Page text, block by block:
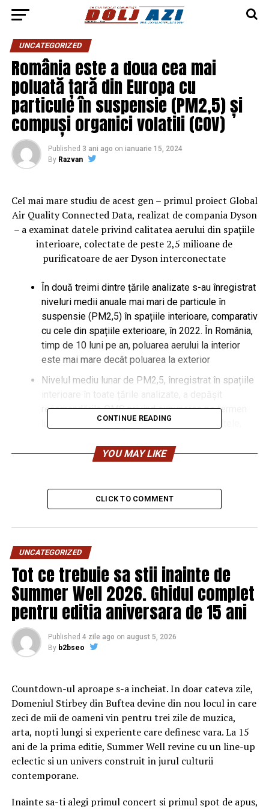
UNCATEGORIZED
România este a doua cea mai
poluată țară din Europa cu
particule în suspensie (PM2,5) și
compuși organici volatili (COV)
Published 3 ani ago on ianuarie 15, 2024
By Razvan
Cel mai mare studiu de acest gen – primul proiect Global
Air Quality Connected Data, realizat de compania Dyson
– a examinat datele privind calitatea aerului din spațiile
interioare, colectate de peste 2,5 milioane de
purificatoare de aer Dyson interconectate
În două treimi dintre țările analizate s-au înregistrat
niveluri medii anuale mai mari de particule în
suspensie (PM2,5) în spațiile interioare, comparativ
cu cele din spațiile exterioare, în 2022. În România,
timp de 10 luni pe an, poluarea aerului la interior
este mai mare decât poluarea la exterior
Nivelul mediu lunar de PM2,5, înregistrat în spațiile
interioare în toate țările analizate, a depășit
recomandările OMS privind expunerea pe termen
lung, timp de cel puțin 6 luni pe an; printre altele,
depășit recomandările OMS în fiecare lună a anului
România, în noiembrie se înregistrează cel mai
mare grad de poluare
La nivel global, doar 8% dintre utilizatorii de
purificatoare Dyson lasă dispozitivele să
funcționeze în modul „Auto”; în România, procentul
acestora este de 9,13%
București, 15.01.2024: Dyson a publicat rezultatele
primei ediții a proiectului Global Connected Air Quality
Data – cel mai mare studiu privind calitatea aerului din
informațiile colectate de peste 2,5 milioane de
purificatoare Dyson din 2022 până în 2023, cu scopul de
a monitoriza calitatea aerului din casele din întreaga
lume, până în cele mai mici detalii. Datele nu sunt
reprezentative la nivel internațional, întrucât reflectă
doar informațiile colectate de purificatoarele Dyson,
însă ele pot fi folosite pentru a contura o imagine de
ansamblu a calității aerului din spațiile interioare, în
diferite țări și orașe din lume, mai completă decât până
CONTINUE READING
YOU MAY LIKE
CLICK TO COMMENT
UNCATEGORIZED
Tot ce trebuie sa stii inainte de
Summer Well 2026. Ghidul complet
pentru editia aniversara de 15 ani
Published 4 zile ago on august 5, 2026
By b2bseo
Countdown-ul aproape s-a incheiat. In doar cateva zile,
Domeniul Stirbey din Buftea devine din nou locul in care
zeci de mii de oameni vin pentru trei zile de muzica,
arta, nopti lungi si experiente care definesc vara. La 15
ani de la prima editie, Summer Well revine cu un line-up
eclectic si un univers construit in jurul culturii
contemporane.
Inainte sa-ti alegi primul concert si primul spot de apus,